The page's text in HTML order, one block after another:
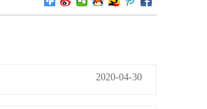
2020-04-30